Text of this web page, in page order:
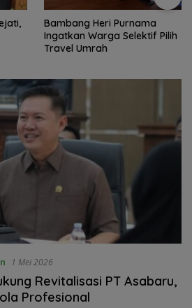
Bambang Heri Purnama
Ingatkan Warga Selektif Pilih
Travel Umrah
1 Mei 2026
Revitalisasi PT Asabaru,
Profesional